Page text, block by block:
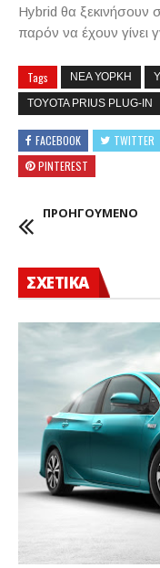
Hybrid θα ξεκινήσουν
παρόν να έχουν γίνει
Tags ΝΕΑ ΥΟΡΚΗ
TOYOTA PRIUS PLUG-IN
FACEBOOK TWITTER
PINTEREST
ΠΡΟΗΓΟΥΜΕΝΟ
ΣΧΕΤΙΚΑ